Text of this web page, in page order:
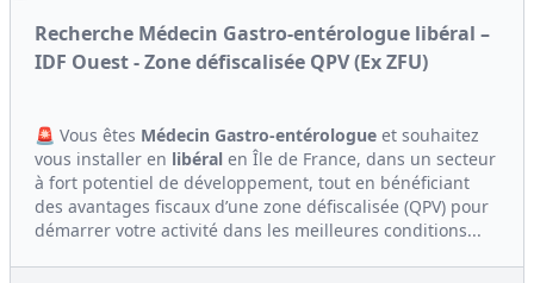
Recherche Médecin Gastro-entérologue libéral –
IDF Ouest - Zone défiscalisée QPV (Ex ZFU)
🚨 Vous êtes Médecin Gastro-entérologue et souhaitez
vous installer en libéral en Île de France, dans un secteur
à fort potentiel de développement, tout en bénéficiant
des avantages fiscaux d’une zone défiscalisée (QPV) pour
démarrer votre activité dans les meilleures conditions...